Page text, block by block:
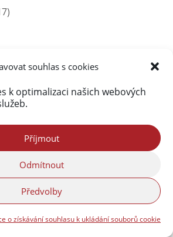
souhlas s cookies
k optimalizaci našich webových
Příjmout
Odmítnout
Předvolby
o získávání souhlasu k ukládání souborů cookie